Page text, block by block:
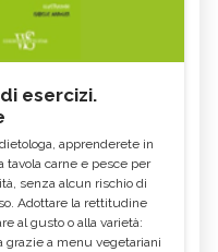
esercizi.
apprenderete in
tavola carne e pesce per
senza alcun rischio di
Adottare la rettitudine
al gusto o alla varietà:
grazie a menu vegetariani